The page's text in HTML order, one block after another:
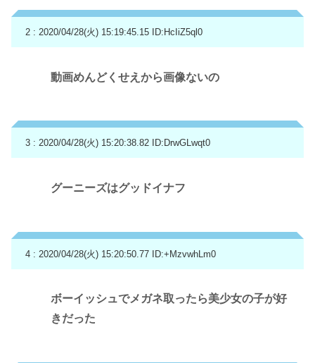
2 : 2020/04/28(火) 15:19:45.15 ID:HcIiZ5ql0
動画めんどくせえから画像ないの
3 : 2020/04/28(火) 15:20:38.82 ID:DrwGLwqt0
グーニーズはグッドイナフ
4 : 2020/04/28(火) 15:20:50.77 ID:+MzvwhLm0
ボーイッシュでメガネ取ったら美少女の子が好
きだった